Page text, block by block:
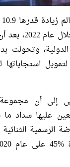
الديون
وتحولت
استجاباتها
الرسمية